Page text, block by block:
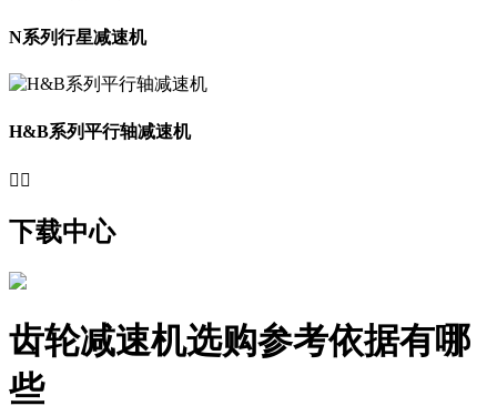
N系列行星减速机
H&B系列平行轴减速机
 
下载中心
齿轮减速机选购参考依据有哪
些